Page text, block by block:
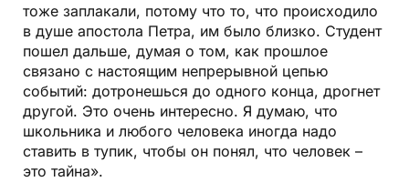
тоже заплакали, потому что то, что происходило
в душе апостола Петра, им было близко. Студент
пошел дальше, думая о том, как прошлое
связано с настоящим непрерывной цепью
событий: дотронешься до одного конца, дрогнет
другой. Это очень интересно. Я думаю, что
школьника и любого человека иногда надо
ставить в тупик, чтобы он понял, что человек –
это тайна».